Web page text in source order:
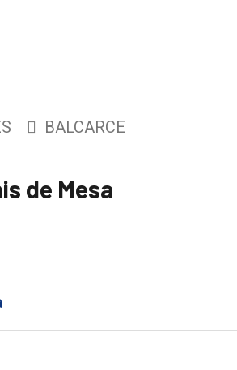
BALCARCE
de Mesa